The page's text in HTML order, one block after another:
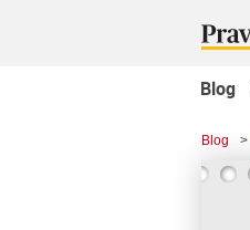
Blog
Blog >